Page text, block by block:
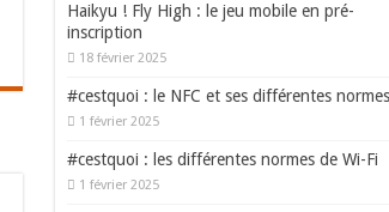
Haikyu ! Fly High : le jeu mobile en pré-
inscription
18 février 2025
#cestquoi : le NFC et ses différentes normes
1 février 2025
#cestquoi : les différentes normes de Wi-Fi
1 février 2025